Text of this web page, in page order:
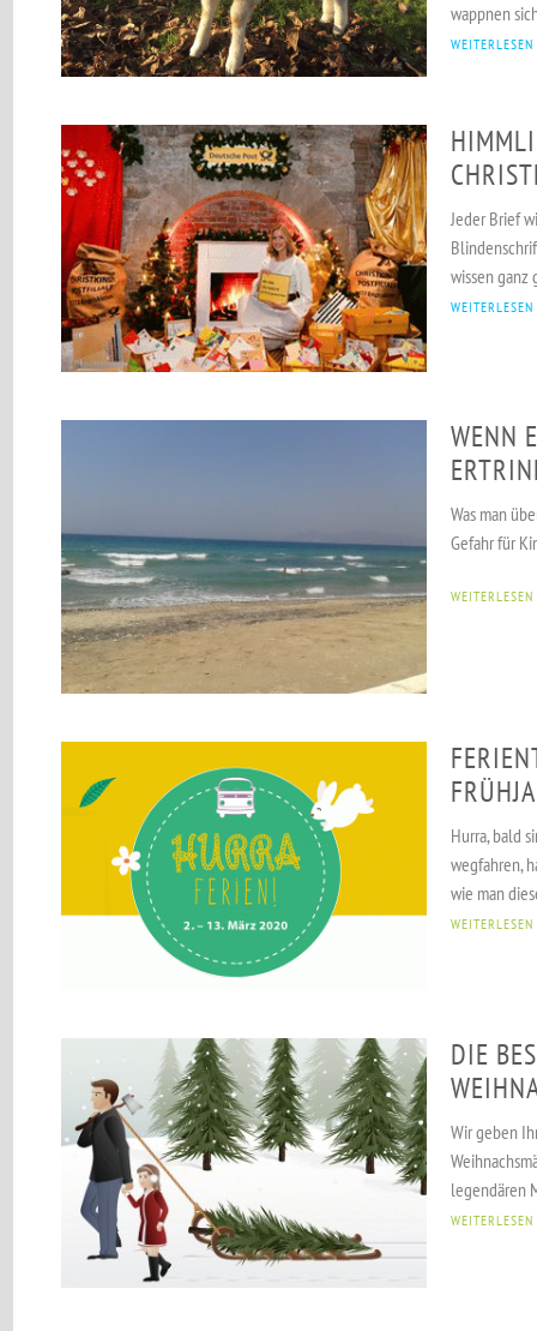
wappnen
WEITERLESEN
Jeder Brief
wissen ganz
WEITERLESEN
WENN
Was man
Gefahr für
WEITERLESEN
Hurra, bald
wegfahren,
wie man
WEITERLESEN
DIE
Wir geben
legendären
WEITERLESEN